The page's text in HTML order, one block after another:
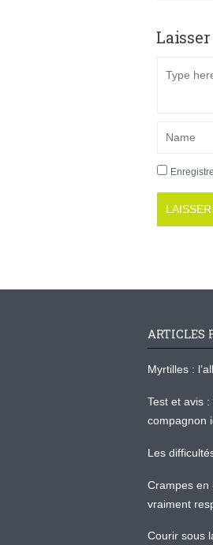
ARTICLES
Myrtilles :
Test et avis
compagnon
Les
Crampes en
vraiment
Courir sous